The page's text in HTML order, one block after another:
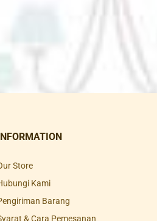
Store
Kami
Barang
& Cara Pemesanan